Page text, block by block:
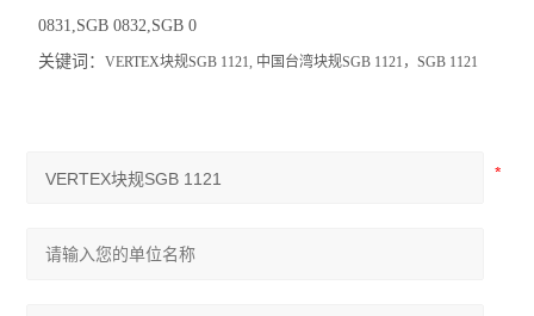
0831,SGB 0832,SGB 0
关键词：VERTEX块规SGB 1121, 中国台湾块规SGB 1121，SGB 1121